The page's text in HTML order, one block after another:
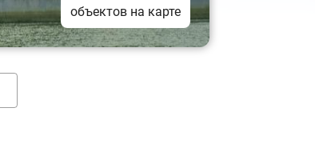
объектов на карте